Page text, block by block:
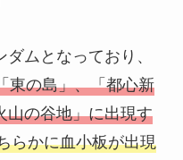
ムとなっており、
東の島」、「都心新
山の谷地」に出現す
らかに血小板が出現